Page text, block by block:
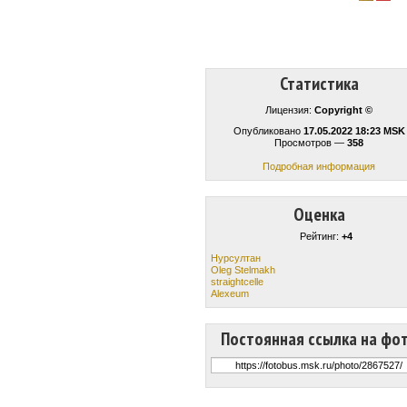
Статистика
Лицензия: Copyright ©
Опубликовано 17.05.2022 18:23 MSK
Просмотров — 358
Подробная информация
Оценка
Рейтинг: +4
Нурсултан
Oleg Stelmakh
straightcelle
Alexeum
Постоянная ссылка на